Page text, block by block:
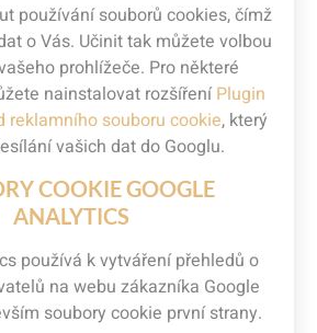
používání souborů cookies, čímž
o Vás. Učinit tak můžete volbou
prohlížeče. Pro některé
nainstalovat rozšířeníPlugin
reklamního souboru cookie, který
vašich dat do Googlu.
COOKIE GOOGLE
ANALYTICS
používá k vytváření přehledů o
na webu zákazníka Google
soubory cookie první strany.